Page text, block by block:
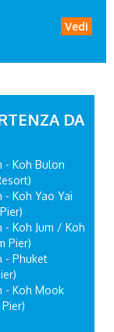
Vedi
DA
- Koh Bulon
- Koh Yao Yai
- Koh Jum / Koh
Pier)
- Phuket
- Koh Mook